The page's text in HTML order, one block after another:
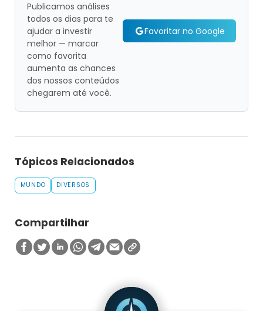
Publicamos análises
todos os dias para te
ajudar a investir
melhor — marcar
como favorita
aumenta as chances
dos nossos conteúdos
chegarem até você.
Favoritar no Google
Tópicos Relacionados
MUNDO DIVERSOS
Compartilhar